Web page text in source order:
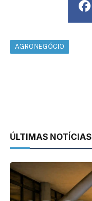
AGRONEGÓCIO
ÚLTIMAS NOTÍCIAS